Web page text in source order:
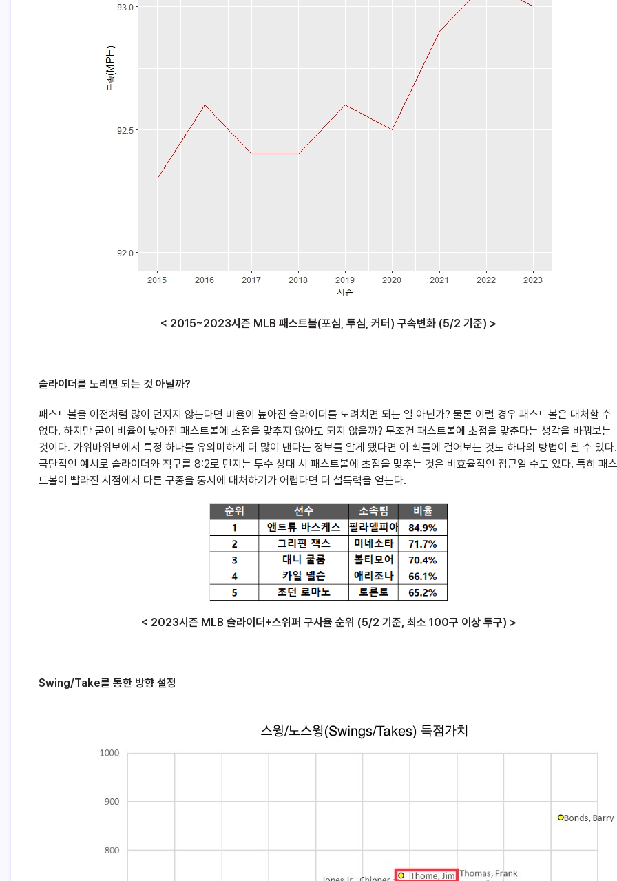
< 2015~2023시즌 MLB 패스트볼(포심, 투심, 커터) 구속변화 (5/2 기준) >
슬라이더를 노리면 되는 것 아닐까?
패스트볼을 이전처럼 많이 던지지 않는다면 비율이 높아진 슬라이더를 노려치면 되는 일 아닌가? 물론 이럴 경우 패스트볼은 대처할 수
없다. 하지만 굳이 비율이 낮아진 패스트볼에 초점을 맞추지 않아도 되지 않을까? 무조건 패스트볼에 초점을 맞춘다는 생각을 바꿔보는
것이다. 가위바위보에서 특정 하나를 유의미하게 더 많이 낸다는 정보를 알게 됐다면 이 확률에 걸어보는 것도 하나의 방법이 될 수 있다.
극단적인 예시로 슬라이더와 직구를 8:2로 던지는 투수 상대 시 패스트볼에 초점을 맞추는 것은 비효율적인 접근일 수도 있다. 특히 패스
트볼이 빨라진 시점에서 다른 구종을 동시에 대처하기가 어렵다면 더 설득력을 얻는다.
< 2023시즌 MLB 슬라이더+스위퍼 구사율 순위 (5/2 기준, 최소 100구 이상 투구) >
Swing/Take를 통한 방향 설정